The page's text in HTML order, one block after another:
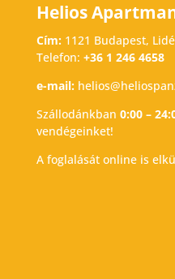
Helios
Cím:1121 Budapest,
Telefon: +36 1 246 4658
e-mail:
Szállodánkban 0:00 –
vendégeinket!
A foglalását online is